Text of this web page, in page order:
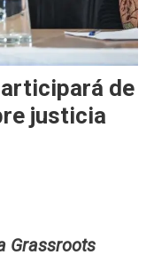
de
justicia
Grassroots